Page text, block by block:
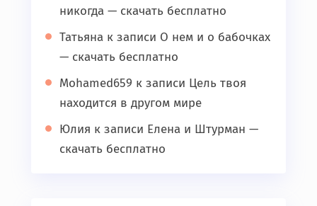
никогда — скачать бесплатно
Татьяна к записи О нем и о бабочках
— скачать бесплатно
Mohamed659 к записи Цель твоя
находится в другом мире
Юлия к записи Елена и Штурман —
скачать бесплатно